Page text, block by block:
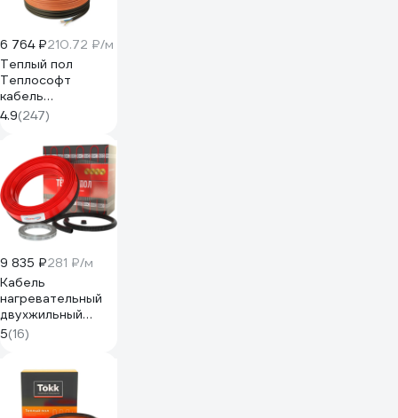
6 764 ₽210.72 ₽/м
Теплый пол
Теплософт
кабель
нагревательный в
стяжку Профи
32,1м 450Вт с
сенсорным
терморегулятором
32,1м-450/4
4.9(247)
9 835 ₽281 ₽/м
Кабель
нагревательный
двухжильный
Warmcoin POWER
| 20Вт/м.п. | 35м.п.
5(16)